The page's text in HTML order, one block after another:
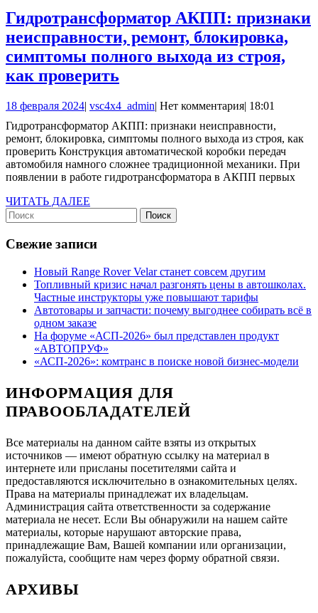
жидкости,
частичная
и
полная
замена
в
популярных
моделях
авто
Гидротрансформатор АКПП: признаки
неисправности, ремонт, блокировка,
симптомы полного выхода из строя,
как проверить
признаки
неисправности,
ремонт,
блокировка,
полного
выхода
строя,
как
проверить
18 февраля 202418
2024
| vsc4x4_adminvsc4x4_admin
| Нет комментария| 18:01
Гидротрансформатор АКПП: признаки неисправности,
ремонт, блокировка, симптомы полного выхода из строя, как
проверить Конструкция автоматической коробки передач
автомобиля намного сложнее традиционной механики. При
появлении в работе гидротрансформатора в АКПП первых
ЧИТАТЬ ДАЛЕЕ
Найти:
Свежие записи
Новый Range Rover Velar станет совсем другим
Топливный кризис начал разгонять цены в автошколах.
Частные инструкторы уже повышают тарифы
Автотовары и запчасти: почему выгоднее собирать всё в
одном заказе
На форуме «АСП-2026» был представлен продукт
«АВТОПРУФ»
«АСП-2026»: комтранс в поиске новой бизнес-модели
ИНФОРМАЦИЯ ДЛЯ
ПРАВООБЛАДАТЕЛЕЙ
Все материалы на данном сайте взяты из открытых
источников — имеют обратную ссылку на материал в
интернете или присланы посетителями сайта и
предоставляются исключительно в ознакомительных целях.
Права на материалы принадлежат их владельцам.
Администрация сайта ответственности за содержание
материала не несет. Если Вы обнаружили на нашем сайте
материалы, которые нарушают авторские права,
принадлежащие Вам, Вашей компании или организации,
пожалуйста, сообщите нам через форму обратной связи.
АРХИВЫ